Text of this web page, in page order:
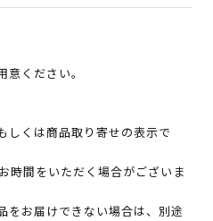
ください。
くは商品取り寄せの表示で
時間をいただく場合がございま
をお届けできない場合は、別途